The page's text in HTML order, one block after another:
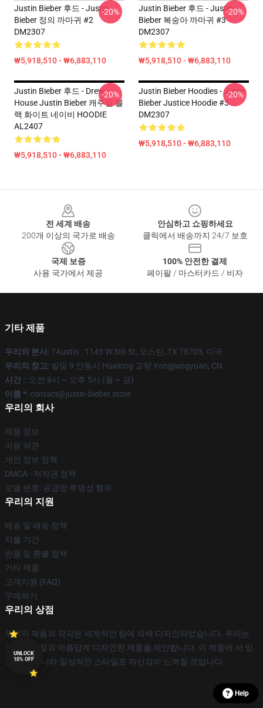
Justin Bieber 후드 - Justin
Bieber 정의 까마귀 #2
DM2307
₩5,918,510 - ₩6,883,110
-20%
Justin Bieber 후드 - Justin
Bieber 복숭아 까마귀 #3
DM2307
₩5,918,510 - ₩6,883,110
-20%
Justin Bieber 후드 - Drew
House Justin Bieber 캐주얼 블
랙 화이트 네이비 HOODIE
AL2407
₩5,918,510 - ₩6,883,110
-20%
Justin Bieber Hoodies - Justin
Bieber Justice Hoodie #3
DM2307
₩5,918,510 - ₩6,883,110
-20%
전 세계 배송
200개 이상의 국가로 배송
안심하고 쇼핑하세요
클릭에서 배송까지 24/7 보호
국제 보증
사용 국가에서 제공
100% 안전한 결제
페이팔 / 마스터카드 / 비자
기타 제품
우리의 본사: 7Austin : 1145 W 5th St, 오스틴, TX 78703, 미국
우리의 창고: 빌딩 9 안동시 Hualong 교량 Yongjiangyuan, CN
시간 :: 오전 9시 ~ 오후 5시 (월 ~ 금)
이름 *: contact@justin-bieber.store
우리의 회사
제품 정보
이용 약관
개인 정보 정책
DMCA - 저작권 정책
모델 번호: 공급망 투명성 행위
우리의 지원
배송 및 배송 정책
지불 기간
반품 및 환불 정책
기타 제품
고객지원 (FAQ)
구매하기
우리의 상점
우리의 제품의 각각은 세계적인 팀에 의해 디자인되었습니다. 우리는
각종 고품질과 아름답게 디자인한 제품을 제안합니다. 이 제품에 서 있
을 뿐만 아니라 일상적인 스타일로 자신감이 느껴질 것입니다.
Help
UNLOCK
10% OFF